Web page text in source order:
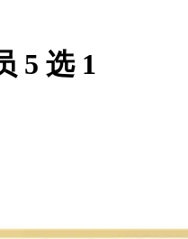
5 选 1